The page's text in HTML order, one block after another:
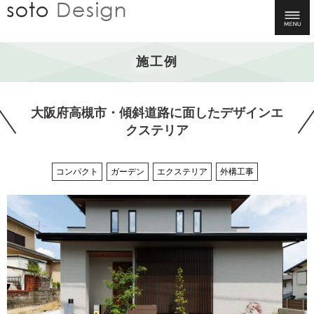
施工例
大阪府高槻市・傾斜道路に面したデザインエ
クステリア
コンパクト ガーデン エクステリア 外構工事